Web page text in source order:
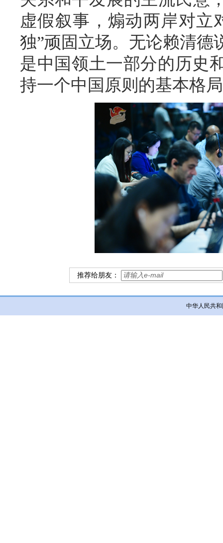
虚假叙事，煽动两岸对立
独”顽固立场。无论赖清德
是中国领土一部分的历史
持一个中国原则的基本格
推荐给朋友：
中华人民共